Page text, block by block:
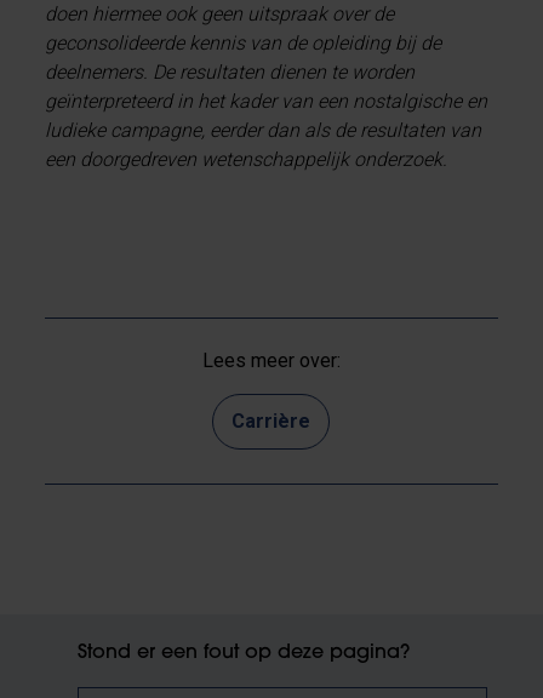
doen hiermee ook geen uitspraak over de
geconsolideerde kennis van de opleiding bij de
deelnemers. De resultaten dienen te worden
geïnterpreteerd in het kader van een nostalgische en
ludieke campagne, eerder dan als de resultaten van
een doorgedreven wetenschappelijk onderzoek.
Lees meer over:
Carrière
Stond er een fout op deze pagina?